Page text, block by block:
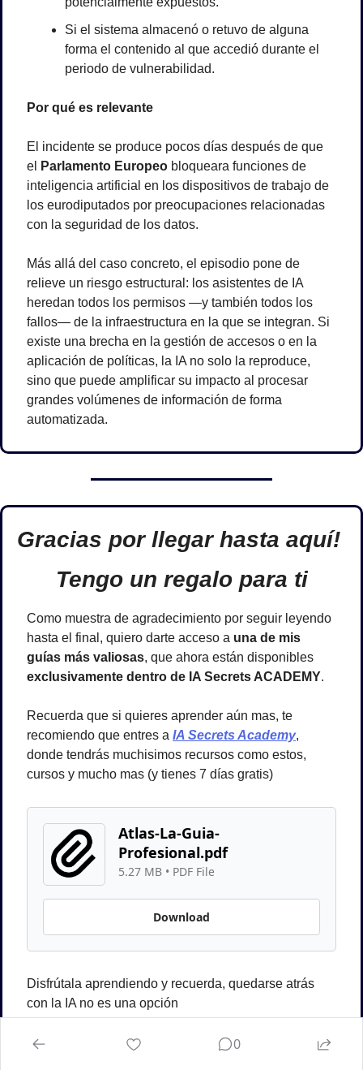
Si el sistema almacenó o retuvo de alguna
forma el contenido al que accedió durante el
periodo de vulnerabilidad.
Por qué es relevante
El incidente se produce pocos días después de que
el
Parlamento Europeo bloqueara funciones de
inteligencia artificial en los dispositivos de trabajo de
los eurodiputados por preocupaciones relacionadas
con la seguridad de los datos.
Más allá del caso concreto, el episodio pone de
relieve un riesgo estructural: los asistentes de IA
heredan todos los permisos —y también todos los
fallos— de la infraestructura en la que se integran. Si
existe una brecha en la gestión de accesos o en la
aplicación de políticas, la IA no solo la reproduce,
sino que puede amplificar su impacto al procesar
grandes volúmenes de información de forma
automatizada.
Gracias por llegar hasta aquí!
Tengo un regalo para ti
Como muestra de agradecimiento por seguir leyendo
hasta el final, quiero darte acceso a una de mis
guías más valiosas
exclusivamente dentro de IA Secrets ACADEMY.
Recuerda que si quieres aprender aún mas, te
recomiendo que entres a IA Secrets Academy,
donde tendrás muchisimos recursos como estos,
cursos y mucho mas (y tienes 7 días gratis)
Atlas-La-Guia-
Profesional.pdf
5.27 MB • PDF File
Download
Disfrútala aprendiendo y recuerda, quedarse atrás
con la IA no es una opción
0